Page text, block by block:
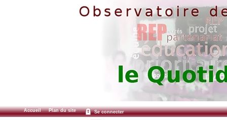
Accueil Plan du site Se connecter